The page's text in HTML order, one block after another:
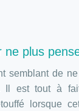
ne plus
semblant de
Il est tout à
lorsque